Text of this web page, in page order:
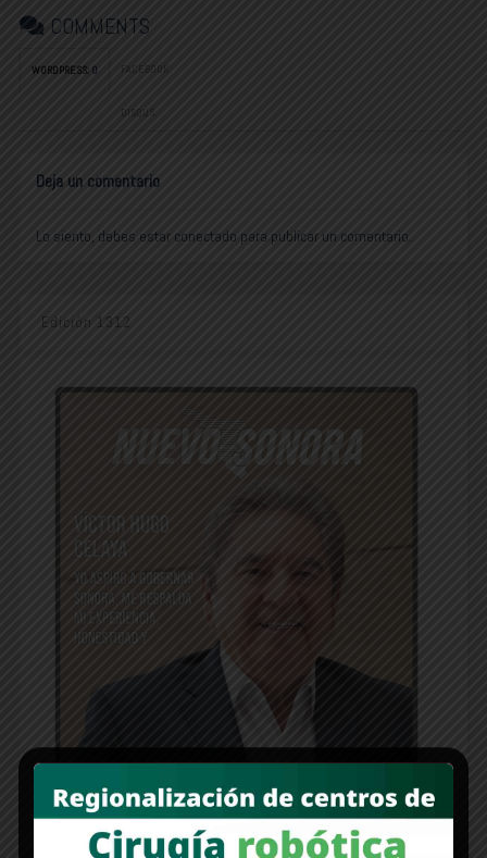
COMMENTS
WORDPRESS: 0 FACEBOOK:
DISQUS:
Deja un comentario
Lo siento, debes estar conectado para publicar un comentario.
Edición 1312